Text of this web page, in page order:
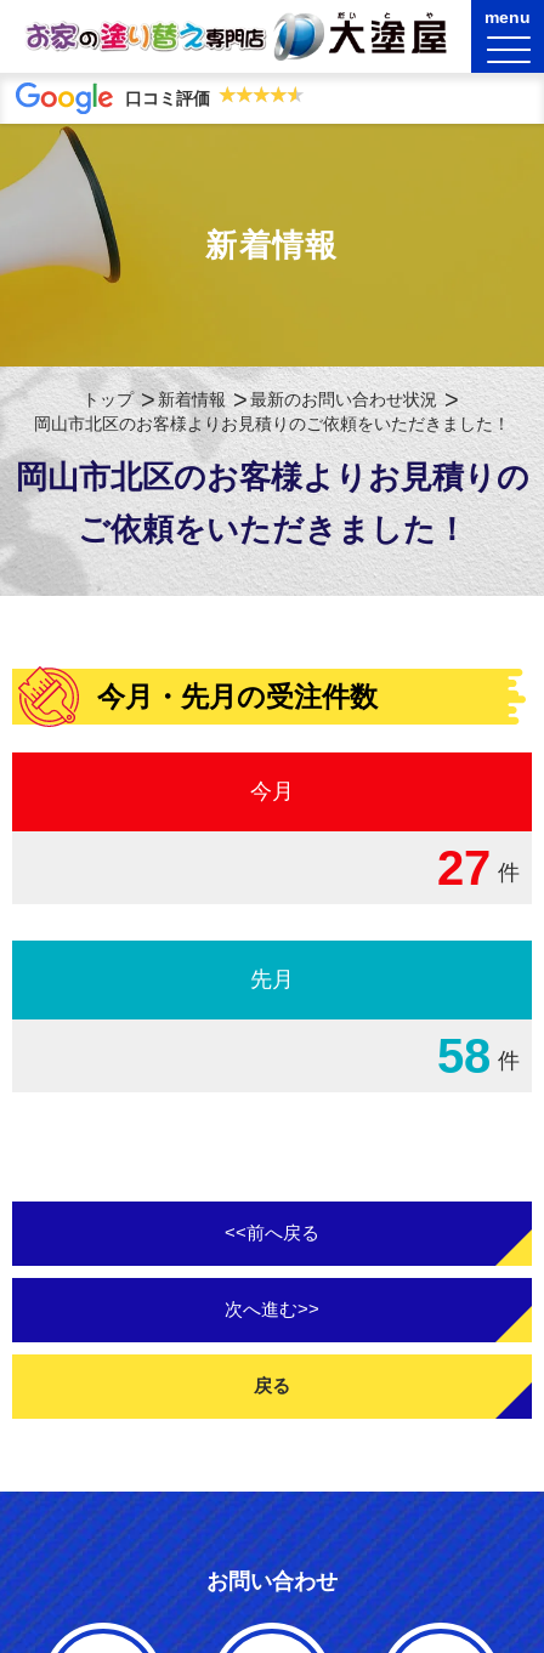
口コミ評価 ★★★★★
★★★★★
新着情報
トップ 新着情報
最新のお問い合わせ状況
岡山市北区のお客様よりお見積りのご依頼をいただきました！
岡山市北区のお客様よりお見積りの
ご依頼をいただきました！
今月・先月の受注件数
今月
27 件
先月
58 件
<<前へ戻る
次へ進む>>
戻る
お問い合わせ